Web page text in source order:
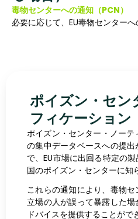
毒物センターへの通知（PCN）
必要に応じて、EU毒物センターへ
ポイズン・セン
フィケーション
ポイズン・センター・ノーテ
の集中データベースへの提
で、EU市場に出回る特定の
国のポイズン・センターに知
これらの通知により、毒物
立場の人が誤って暴露した
ドバイスを提供することがで